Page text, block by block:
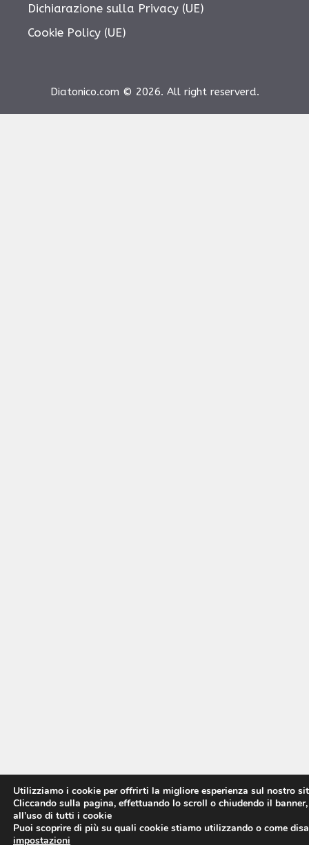
Dichiarazione sulla Privacy (UE)
Cookie Policy (UE)
Diatonico.com © 2026. All right reserverd.
Utilizziamo i cookie per offrirti la migliore esperienza sul nostro
Cliccando sulla pagina, effettuando lo scroll o chiudendo il
all’uso di tutti i cookie
Puoi scoprire di più su quali cookie stiamo utilizzando o come
impostazioni